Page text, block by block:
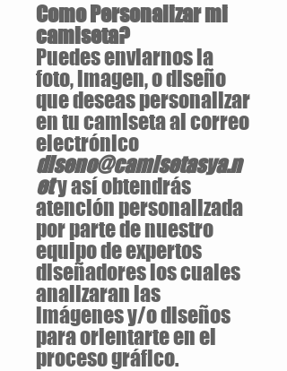
Como Personalizar mi
camiseta?
Puedes enviarnos la
foto, imagen, o diseño
que deseas personalizar
en tu camiseta al correo
electrónico
diseno@camisetasya.n
ety así obtendrás
atención personalizada
por parte de nuestro
equipo de expertos
diseñadores los cuales
analizaran las
imágenes y/o diseños
para orientarte en el
proceso gráfico.